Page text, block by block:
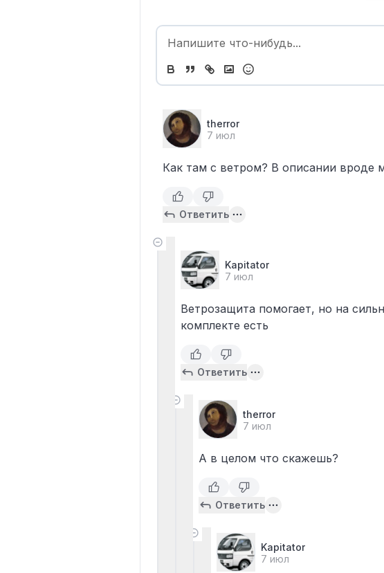
therror
7 июл
Как там с ветром? В описании вроде
Ответить
Kapitator
7 июл
Ветрозащита помогает, но на
комплекте есть
Ответить
therror
7 июл
А в целом что скажешь?
Ответить
Kapitator
7 июл